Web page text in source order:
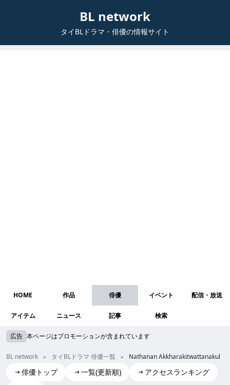
BL network
タイBLドラマ・俳優の情報サイト
HOME 作品 俳優 イベント 配信・放送
アイテム ニュース 記事 検索
広告 本ページはプロモーションが含まれています
BL network タイBLドラマ 俳優一覧 Nathanan Akkharakitwattanakul（
俳優トップ 一覧(更新順)
アクセスランキング